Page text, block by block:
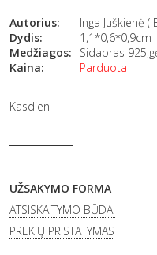
Autorius:
Inga Juškienė (
Dydis:
1,1*0,6*0,9cm
Medžiagos:
Sidabras
Kaina:
Parduota
Kasdien
UŽSAKYMO FORMA
ATSISKAITYMO BŪDAI
PREKIŲ PRISTATYMAS